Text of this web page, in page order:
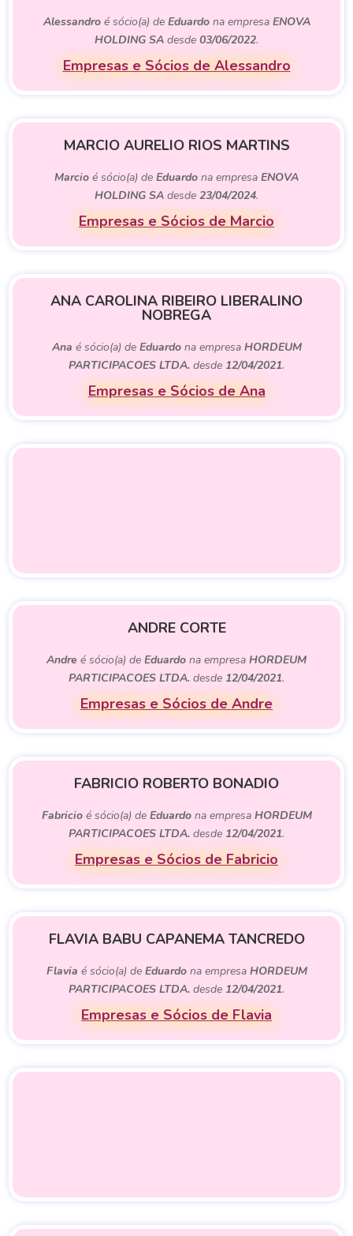
Alessandroé sócio(a) de Eduardona empresa ENOVA
HOLDING SA desde 03/06/2022.
Empresas e Sócios de Alessandro
MARCIO AURELIO RIOS MARTINS
Marcio é sócio(a) de Eduardo na empresa ENOVA
HOLDING SA desde 23/04/2024.
Empresas e Sócios de Marcio
ANA CAROLINA RIBEIRO LIBERALINO
NOBREGA
Ana é sócio(a) de Eduardona empresa HORDEUM
PARTICIPACOES LTDA. desde 12/04/2021.
Empresas e Sócios de Ana
ANDRE CORTE
Andre é sócio(a) de Eduardo na empresa HORDEUM
PARTICIPACOES LTDA. desde 12/04/2021.
Empresas e Sócios de Andre
FABRICIO ROBERTO BONADIO
Fabricioé sócio(a) de Eduardona empresa HORDEUM
PARTICIPACOES LTDA. desde 12/04/2021.
Empresas e Sócios de Fabricio
FLAVIA BABU CAPANEMA TANCREDO
Flavia é sócio(a) de Eduardona empresa HORDEUM
PARTICIPACOES LTDA. desde 12/04/2021.
Empresas e Sócios de Flavia